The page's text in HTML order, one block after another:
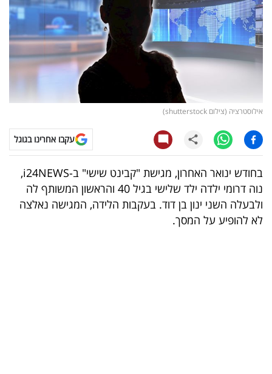
ומחקרים
דעות
רכילות
קריפטו
ויראלי
טלוויזיה
עסקי
ספורט
אילוסטרציה (צילום shutterstock)
עקבו אחרינו בגוגל
בחודש ינואר האחרון, מגישת "קבינט שישי" ב-i24NEWS,
נוה דרומי ילדה ילד שלישי בגיל 40 והראשון המשותף לה
ולבעלה השני ינון בן דוד. בעקבות הלידה, המגישה נאלצה
לא להופיע על המסך.